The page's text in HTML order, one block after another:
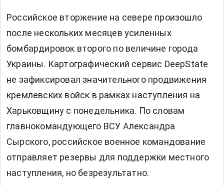
Российское вторжение на севере произошло
после нескольких месяцев усиленных
бомбардировок второго по величине города
Украины. Картографический сервис DeepState
не зафиксировал значительного продвижения
кремлевских войск в рамках наступления на
Харьковщину с понедельника. По словам
главнокомандующего ВСУ Александра
Сырского, российское военное командование
отправляет резервы для поддержки местного
наступления, но безрезультатно.